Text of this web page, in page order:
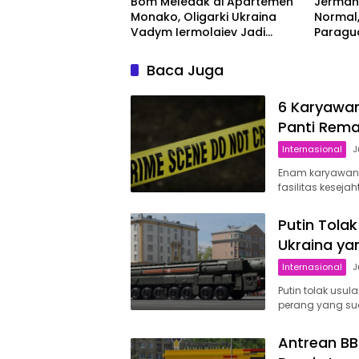
Monako, Oligarki Ukraina
Vadym Iermolaiev Jadi
Baca Juga
6
Panti
Internasional
Enam
fasilitas
Putin
Ukraina
Internasional
Putin tolak
perang yang
Antrean